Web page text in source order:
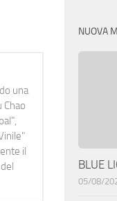
una
Chao
il
NUOVA
BLUE
05/08/